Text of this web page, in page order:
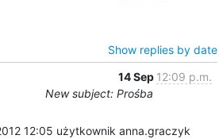
Show replies by date
14 Sep 12:09 p.m.
New subject: Prośba